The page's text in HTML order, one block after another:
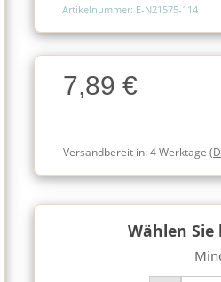
Artikelnummer: E-N21575-114
Charge
Charge7,89 €
Versandbereit in:4 Werktage
Wählen